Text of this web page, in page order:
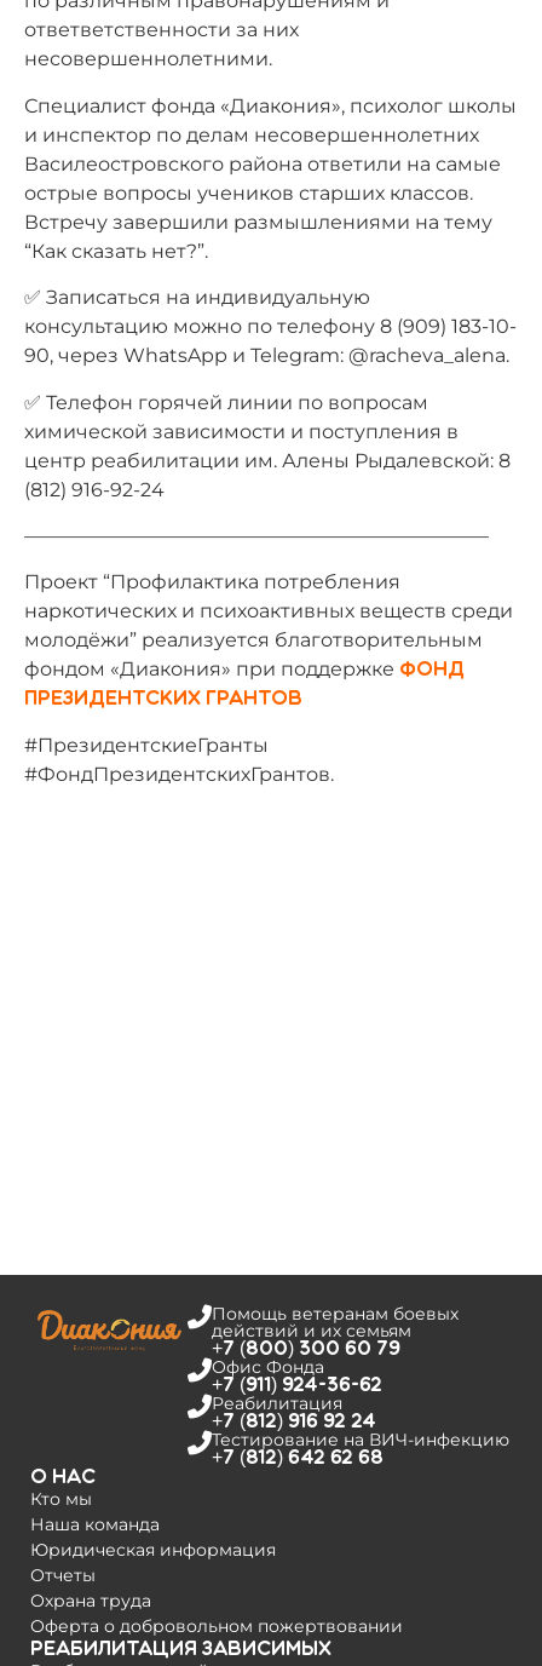
ответветственности за них
несовершеннолетними.
Специалист фонда «Диакония», психолог школы
и инспектор по делам несовершеннолетних
Василеостровского района ответили на самые
острые вопросы учеников старших классов.
Встречу завершили размышлениями на тему
“Как сказать нет?”.
✅ Записаться на индивидуальную
консультацию можно по телефону 8 (909) 183-10-
90, через WhatsApp и Telegram: @racheva_alena.
✅ Телефон горячей линии по вопросам
химической зависимости и поступления в
центр реабилитации им. Алены Рыдалевской: 8
(812) 916-92-24
————————————————————————
Проект “Профилактика потребления
наркотических и психоактивных веществ среди
молодёжи” реализуется благотворительным
фондом «Диакония» при поддержке Фонд
президентских грантов
#ПрезидентскиеГранты
#ФондПрезидентскихГрантов.
Помощь ветеранам боевых
действий и их семьям
+7 (800) 300 60 79
Офис Фонда
+7 (911) 924-36-62
Реабилитация
+7 (812) 916 92 24
Тестирование на­ ВИЧ-инфекцию
+7 (812) 642 62 68
О нас
Кто мы
Наша команда
Юридическая информация
Отчеты
Охрана труда
Оферта о добровольном пожертвовании
Реабилитация зависимых